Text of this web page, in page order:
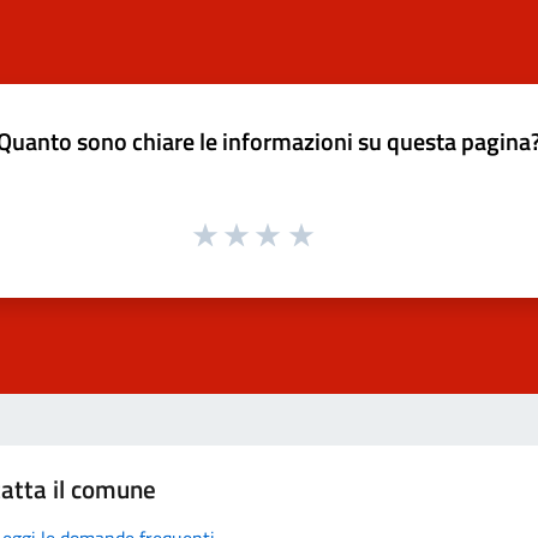
sono chiare le informazioni su questa
il comune